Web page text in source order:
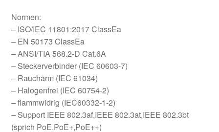
Normen:
– ISO/IEC 11801:2017 ClassEa
– EN 50173 ClassEa
– ANSI/TIA 568.2-D Cat.6A
– Steckerverbinder (IEC 60603-7)
– Raucharm (IEC 61034)
– Halogenfrei (IEC 60754-2)
– flammwidrig (IEC60332-1-2)
– Support IEEE 802.3af,IEEE 802.3at,IEEE 802.3bt
(sprich PoE,PoE+,PoE++)